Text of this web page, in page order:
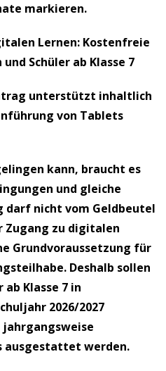
markieren.
Lernen: Kostenfreie
Schüler ab Klasse 7
unterstützt inhaltlich
von Tablets
kann, braucht es
und gleiche
darf nicht vom Geldbeutel
Zugang zu digitalen
Grundvoraussetzung für
Deshalb sollen
ab Klasse 7 in
2026/2027
werden.